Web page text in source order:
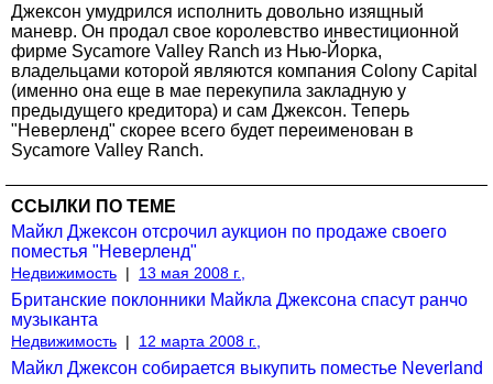
Джексон умудрился исполнить довольно изящный
маневр. Он продал свое королевство инвестиционной
фирме Sycamore Valley Ranch из Нью-Йорка,
владельцами которой являются компания Colony Capital
(именно она еще в мае перекупила закладную у
предыдущего кредитора) и сам Джексон. Теперь
"Неверленд" скорее всего будет переименован в
Sycamore Valley Ranch.
ССЫЛКИ ПО ТЕМЕ
Майкл Джексон отсрочил аукцион по продаже своего
поместья "Неверленд"
Недвижимость | 13 мая 2008 г.,
Британские поклонники Майкла Джексона спасут ранчо
музыканта
Недвижимость | 12 марта 2008 г.,
Майкл Джексон собирается выкупить поместье Neverland